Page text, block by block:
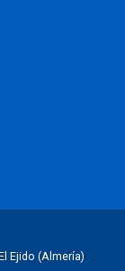
Ejido (Almería)